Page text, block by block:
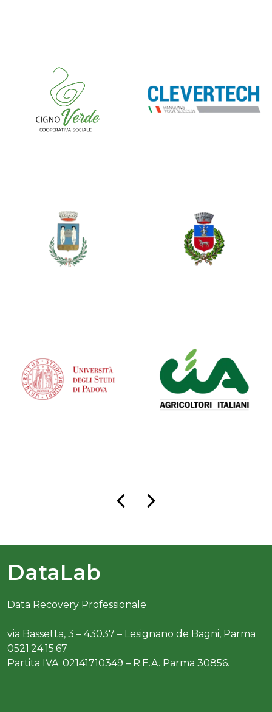
DataLab
Data Recovery Professionale
via Bassetta, 3 – 43037 – Lesignano de Bagni, Parma
0521.24.15.67
Partita IVA: 02141710349 – R.E.A. Parma 30856.